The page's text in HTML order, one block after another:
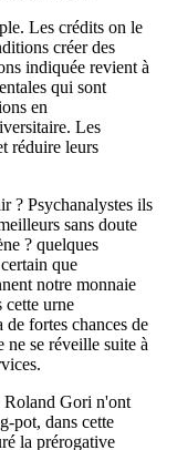
Les crédits on le
créer des
indiquée revient à
qui sont
en
Les
réduire leurs
? Psychanalystes ils
sans doute
? quelques
que
notre monnaie
cette urne
fortes chances de
se réveille suite à
Roland Gori n'ont
pot, dans cette
la prérogative